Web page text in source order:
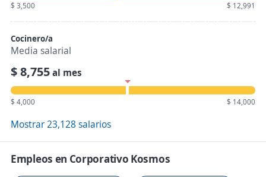
$ 3,500 $ 12,991
Cocinero/a
Media salarial
$ 8,755al mes
$ 4,000 $ 14,000
Mostrar 23,128 salarios
Empleos en Corporativo Kosmos